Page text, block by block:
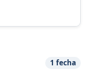
1 fecha